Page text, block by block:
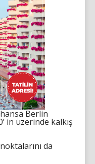
Berlin
in üzerinde kalkış
da